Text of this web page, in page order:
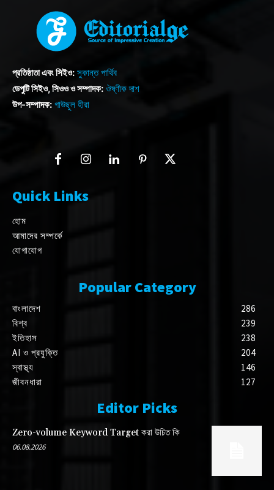
প্রতিষ্ঠাতা এবং সিইও: সুকান্ত পার্থিব
ডেপুটি সিইও, সিওও ও সম্পাদক: ঔষ্ণীক দাশ
উপ-সম্পাদক: গাউছুল হীরা
Quick Links
হোম
আমাদের সম্পর্কে
যোগাযোগ
Popular Category
বাংলাদেশ
286
বিশ্ব
239
ইতিহাস
238
AI ও প্রযুক্তি
204
স্বাস্থ্য
146
জীবনধারা
127
Editor Picks
Zero-volume Keyword Target করা উচিত কি
06.08.2026